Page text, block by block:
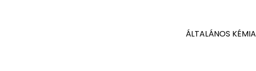
ÁLTALÁNOS KÉMIA